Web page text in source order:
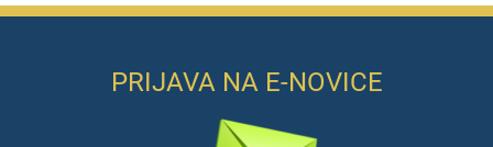
PRIJAVA NA E-NOVICE